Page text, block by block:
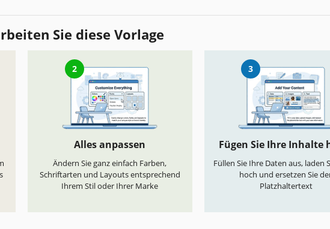
Sie diese Vorlage
2
Alles anpassen
Ändern Sie ganz einfach Farben,
Schriftarten und Layouts entsprechend
Ihrem Stil oder Ihrer Marke
3
Fügen Sie Ihre Inhalte
Füllen Sie Ihre Daten aus, laden
hoch und ersetzen Sie
Platzhaltertext